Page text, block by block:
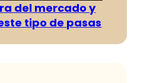
del mercado y
tipo de pasas